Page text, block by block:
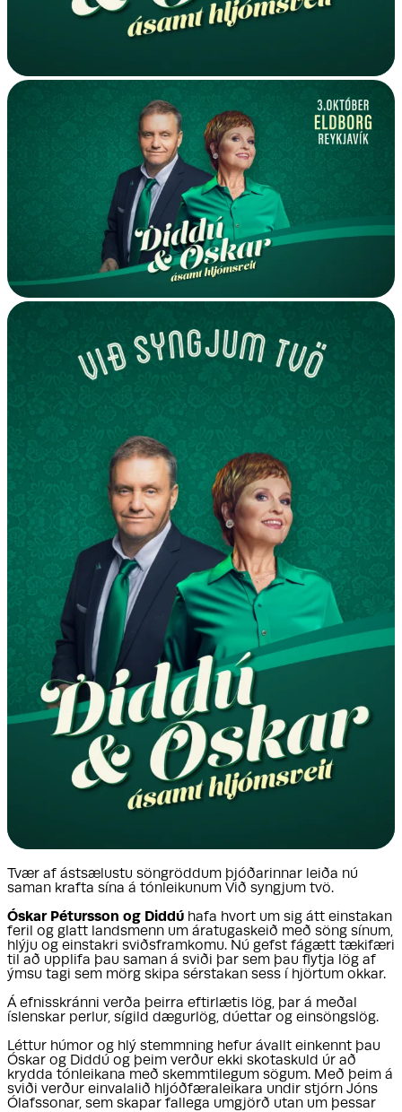
Tvær af ástsælustu söngröddum þjóðarinnar leiða nú
saman krafta sína á tónleikunum Við syngjum tvö.
Óskar Pétursson og Diddú hafa hvort um sig átt einstakan
feril og glatt landsmenn um áratugaskeið með söng sínum,
hlýju og einstakri sviðsframkomu. Nú gefst fágætt tækifæri
til að upplifa þau saman á sviði þar sem þau flytja lög af
ýmsu tagi sem mörg skipa sérstakan sess í hjörtum okkar.
Á efnisskránni verða þeirra eftirlætis lög, þar á meðal
íslenskar perlur, sígild dægurlög, dúettar og einsöngslög.
Léttur húmor og hlý stemmning hefur ávallt einkennt þau
Óskar og Diddú og þeim verður ekki skotaskuld úr að
krydda tónleikana með skemmtilegum sögum. Með þeim á
sviði verður einvalalið hljóðfæraleikara undir stjórn Jóns
Ólafssonar, sem skapar fallega umgjörð utan um þessar